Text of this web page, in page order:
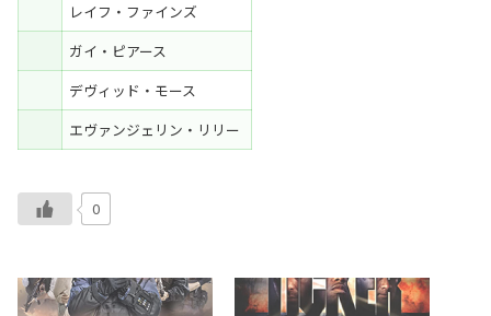
レイフ・ファインズ
ガイ・ピアース
デヴィッド・モース
エヴァンジェリン・リリー
0